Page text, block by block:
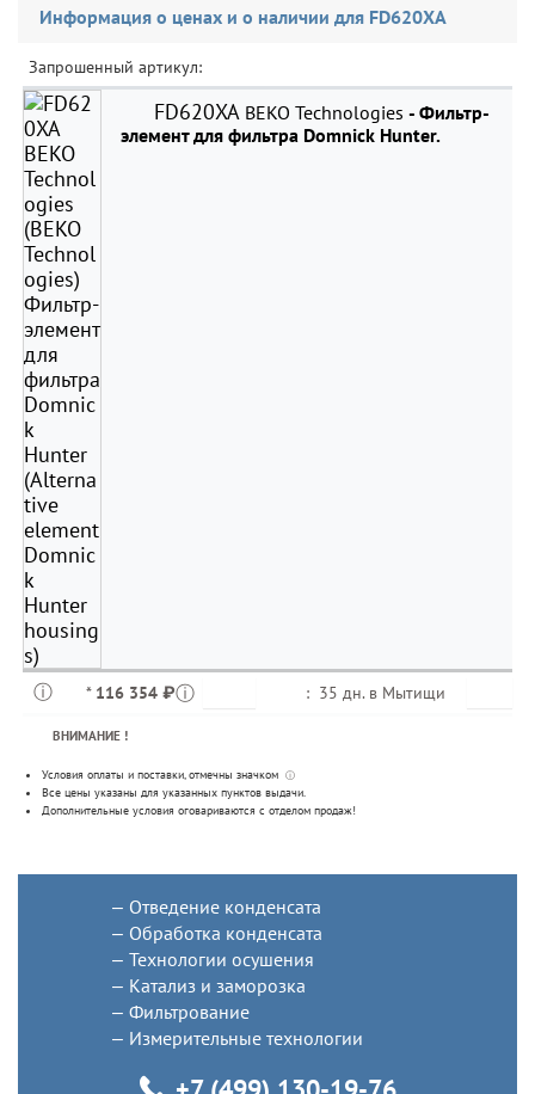
Информация о ценах и о наличии для FD620XA
Запрошенный артикул:
FD620XA BEKO Technologies - Фильтр-
элемент для фильтра Domnick Hunter.
* 116 354 ₽ : 35 дн. в Мытищи
ВНИМАНИЕ !
Условия оплаты и поставки, отмечны значком ⓘ
Все цены указаны для указанных пунктов выдачи.
Дополнительные условия оговариваются с отделом продаж!
Отведение конденсата
Обработка конденсата
Технологии осушения
Катализ и заморозка
Фильтрование
Измерительные технологии